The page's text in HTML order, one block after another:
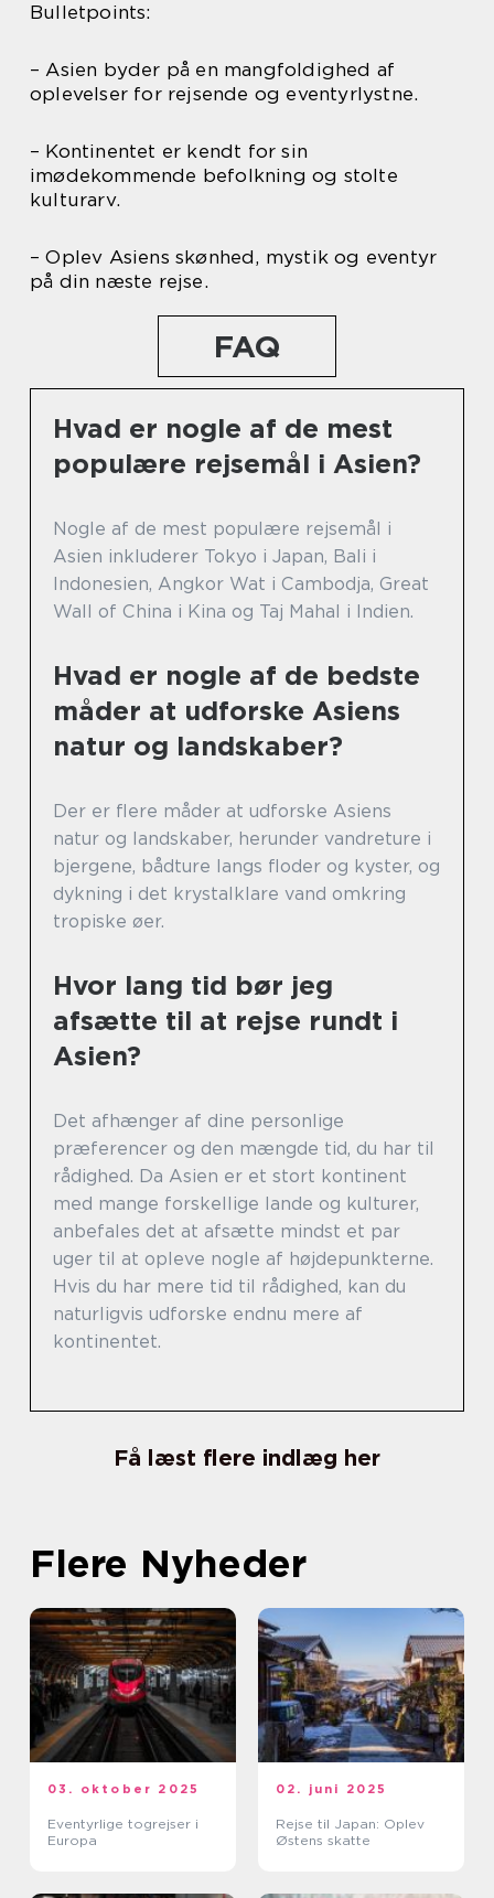
Bulletpoints:
– Asien byder på en mangfoldighed af
oplevelser for rejsende og eventyrlystne.
– Kontinentet er kendt for sin
imødekommende befolkning og stolte
kulturarv.
– Oplev Asiens skønhed, mystik og eventyr
på din næste rejse.
FAQ
Hvad er nogle af de mest
populære rejsemål i Asien?
Nogle af de mest populære rejsemål i
Asien inkluderer Tokyo i Japan, Bali i
Indonesien, Angkor Wat i Cambodja, Great
Wall of China i Kina og Taj Mahal i Indien.
Hvad er nogle af de bedste
måder at udforske Asiens
natur og landskaber?
Der er flere måder at udforske Asiens
natur og landskaber, herunder vandreture i
bjergene, bådture langs floder og kyster, og
dykning i det krystalklare vand omkring
tropiske øer.
Hvor lang tid bør jeg
afsætte til at rejse rundt i
Asien?
Det afhænger af dine personlige
præferencer og den mængde tid, du har til
rådighed. Da Asien er et stort kontinent
med mange forskellige lande og kulturer,
anbefales det at afsætte mindst et par
uger til at opleve nogle af højdepunkterne.
Hvis du har mere tid til rådighed, kan du
naturligvis udforske endnu mere af
kontinentet.
Få læst flere indlæg her
Flere Nyheder
03. oktober 2025
Eventyrlige togrejser i
Europa
02. juni 2025
Rejse til Japan: Oplev
Østens skatte